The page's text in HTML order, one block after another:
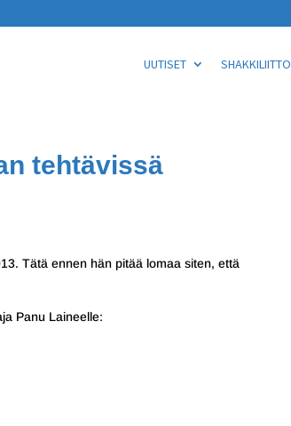
UUTISET SHAKKILIITTO
tehtävissä
Tätä ennen hän pitää lomaa siten, että
Panu Laineelle: